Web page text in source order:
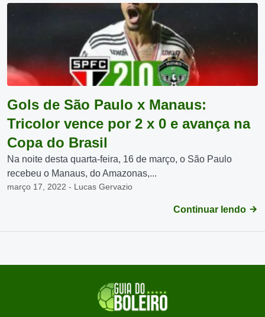
Gols de São Paulo x Manaus:
Tricolor vence por 2 x 0 e avança na
Copa do Brasil
Na noite desta quarta-feira, 16 de março, o São Paulo
recebeu o Manaus, do Amazonas,...
março 17, 2022 - Lucas Gervazio
Continuar lendo